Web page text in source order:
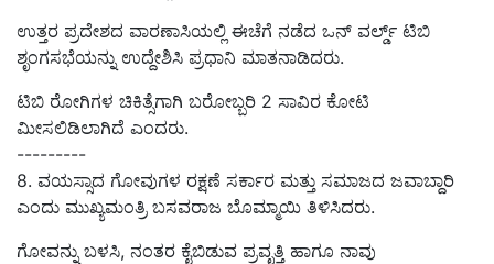
ಉತ್ತರ ಪ್ರದೇಶದ ವಾರಣಾಸಿಯಲ್ಲಿ ಈಚೆಗೆ ನಡೆದ ಒನ್ ವರ್ಲ್ಡ್ ಟಿಬಿ
ಶೃಂಗಸಭೆಯನ್ನು ಉದ್ದೇಶಿಸಿ ಪ್ರಧಾನಿ ಮಾತನಾಡಿದರು.
ಟಿಬಿ ರೋಗಿಗಳ ಚಿಕಿತ್ಸೆಗಾಗಿ ಬರೋಬ್ಬರಿ 2 ಸಾವಿರ ಕೋಟಿ
ಮೀಸಲಿಡಿಲಾಗಿದೆ ಎಂದರು.
---------
8. ವಯಸ್ಸಾದ ಗೋವುಗಳ ರಕ್ಷಣೆ ಸರ್ಕಾರ ಮತ್ತು ಸಮಾಜದ ಜವಾಬ್ದಾರಿ
ಎಂದು ಮುಖ್ಯಮಂತ್ರಿ ಬಸವರಾಜ ಬೊಮ್ಮಾಯಿ ತಿಳಿಸಿದರು.
ಗೋವನ್ನು ಬಳಸಿ, ನಂತರ ಕೈಬಿಡುವ ಪ್ರವೃತ್ತಿ ಹಾಗೂ ನಾವು